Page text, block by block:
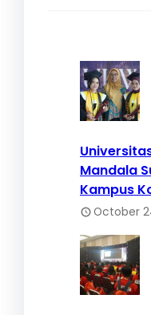
Mandala
Kampus
October